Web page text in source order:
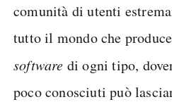
comunità di utenti
tutto il mondo che
software di ogni tipo,
poco conosciuti può